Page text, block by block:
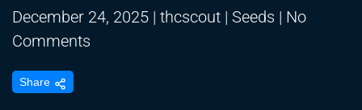
December 24, 2025 | thcscout | Seeds | No
Comments
Share